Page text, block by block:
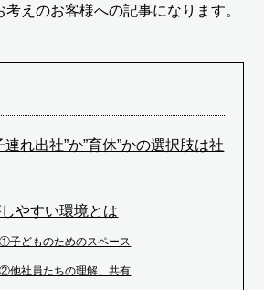
えのお客様への記事になります。
連れ出社”か”育休”かの選択肢は社
やすい環境とは
子どものためのスペース
他社員たちの理解、共有